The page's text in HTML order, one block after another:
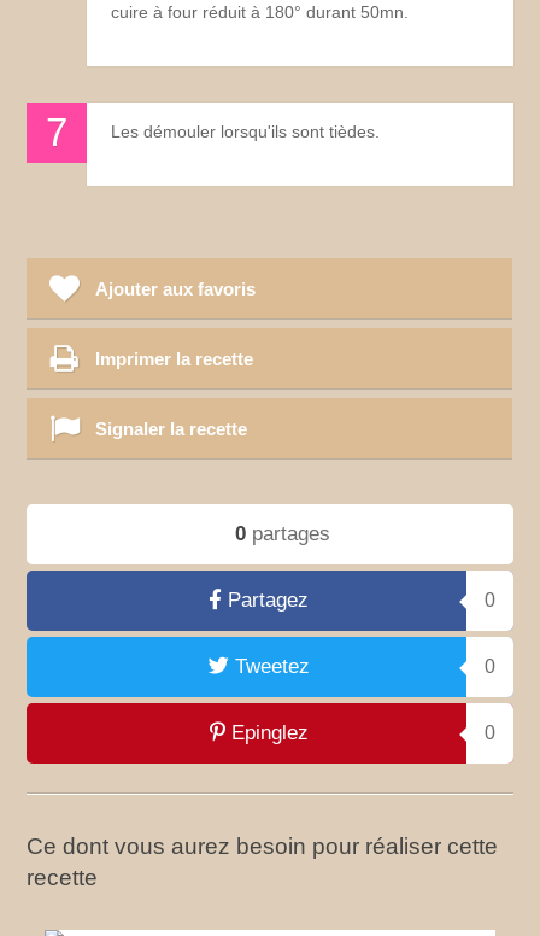
cuire à four réduit à 180° durant 50mn.
Les démouler lorsqu'ils sont tièdes.
Ajouter aux favoris
Imprimer la recette
Signaler la recette
0partages
Partagez 0
Tweetez 0
Epinglez 0
Ce dont vous aurez besoin pour réaliser cette
recette